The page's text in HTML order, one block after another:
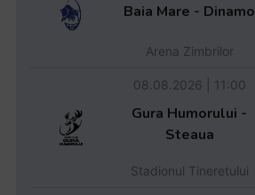
Baia Mare - Dinamo
Arena Zimbrilor
08.08.2026 | 11:00
Gura Humorului -
Steaua
Stadionul Tineretului